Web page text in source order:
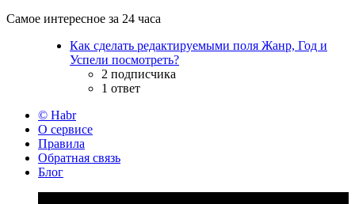
Самое интересное за 24 часа
Как сделать редактируемыми поля Жанр, Год и
Успели посмотреть?
2 подписчика
1 ответ
© Habr
О сервисе
Правила
Обратная связь
Блог